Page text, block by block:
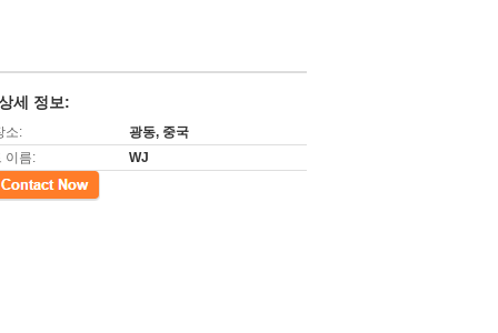
세 정보:
소:
광동, 중국
이름:
WJ